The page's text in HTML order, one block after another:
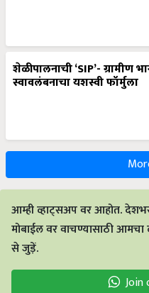
शेळीपालनाची ‘SIP’- ग्रामीण
स्वावलंबनाचा यशस्वी फॉर्मुला
आम्ही व्हाट्सअप वर आहोत.
मोबाईल वर वाचण्यासाठी आमचा
से जुड़ें.
Join